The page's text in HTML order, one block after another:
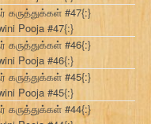
கருத்துக்கள் #47{:}
Pooja #47{:}
கருத்துக்கள் #46{:}
Pooja #46{:}
கருத்துக்கள் #45{:}
Pooja #45{:}
கருத்துக்கள் #44{:}